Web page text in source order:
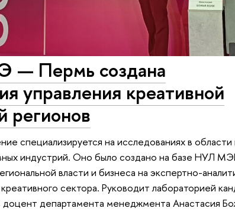
Пермь создана
управления креативной
регионов
специализируется на исследованиях в
индустрий. Оно было создано на базе НУЛ
власти и бизнеса на экспертно-
сектора. Руководит лабораторией
доцент департамента менеджмента Анастасия